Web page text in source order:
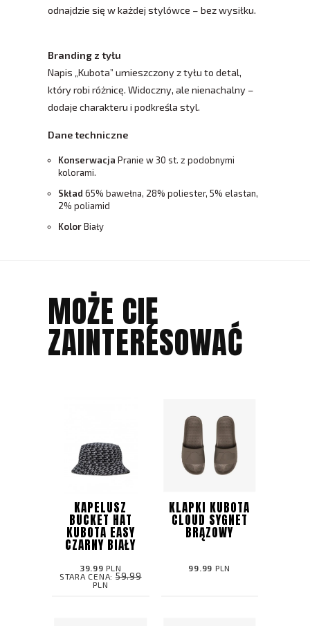
odnajdzie się w każdej stylówce – bez wysiłku.
Branding z tyłu
Napis „Kubota” umieszczony z tyłu to detal,
który robi różnicę. Widoczny, ale nienachalny –
dodaje charakteru i podkreśla styl.
Dane techniczne
Konserwacja Pranie w 30 st. z podobnymi
kolorami.
Skład 65% bawełna, 28% poliester, 5% elastan,
2% poliamid
KolorBiały
MOŻE CIĘ
ZAINTERESOWAĆ
KAPELUSZ
BUCKET HAT
KUBOTA EASY
CZARNY BIAŁY
39.99 PLN
STARA CENA:59.99
PLN
KLAPKI KUBOTA
CLOUD SYGNET
BRĄZOWY
99.99 PLN